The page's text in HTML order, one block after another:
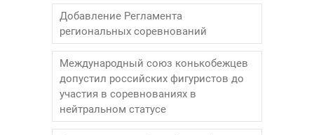
Добавление Регламента
региональных соревнований
Международный союз конькобежцев
допустил российских фигуристов до
участия в соревнованиях в
нейтральном статусе